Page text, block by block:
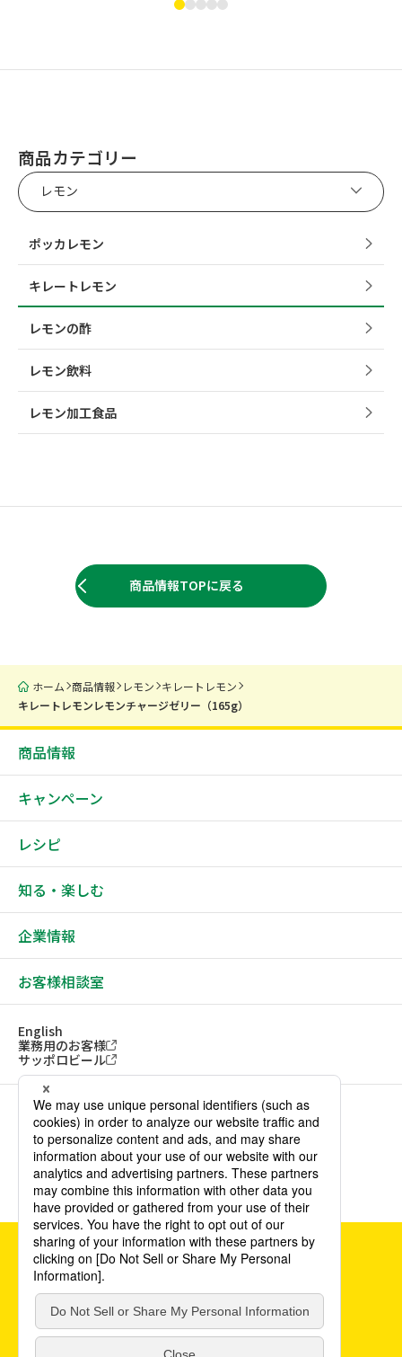
商品カテゴリー
レモン
ポッカレモン
キレートレモン
レモンの酢
レモン飲料
レモン加工食品
商品情報TOPに戻る
ホーム 商品情報 レモン キレートレモン
キレートレモンレモンチャージゼリー（165g）
商品情報
キャンペーン
レシピ
知る・楽しむ
企業情報
お客様相談室
English
業務用のお客様
サッポロビール
ソーシャルメディアアカウント一覧
サイトご利用にあたってウェブアクセシビリティ方針
個人情報保護方針カスタマーハラスメント方針
©POKKA SAPPORO Food & Beverage Ltd. All Rights Reserved.